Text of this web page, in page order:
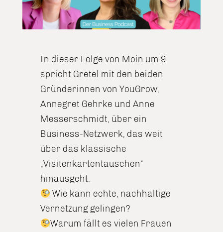
In dieser Folge von Moin um 9
spricht Gretel mit den beiden
Gründerinnen von YouGrow,
Annegret Gehrke und Anne
Messerschmidt, über ein
Business-Netzwerk, das weit
über das klassische
„Visitenkartentauschen“
hinausgeht.
Wie kann echte, nachhaltige
Vernetzung gelingen?
Warum fällt es vielen Frauen